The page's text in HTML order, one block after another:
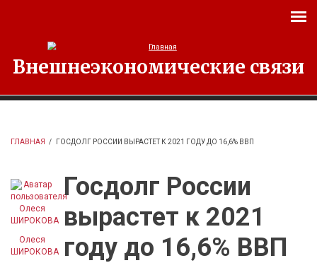
Внешнеэкономические связи
ГЛАВНАЯ / ГОСДОЛГ РОССИИ ВЫРАСТЕТ К 2021 ГОДУ ДО 16,6% ВВП
Олеся
ШИРОКОВА
Госдолг России
вырастет к 2021
году до 16,6% ВВП